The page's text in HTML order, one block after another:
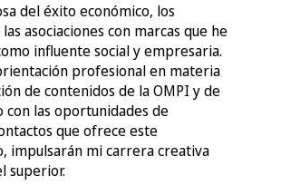
del éxito económico, los
asociaciones con marcas que he
influente social y empresaria.
profesional en materia
de contenidos de la OMPI y de
con las oportunidades de
que ofrece este
impulsarán mi carrera creativa
superior.